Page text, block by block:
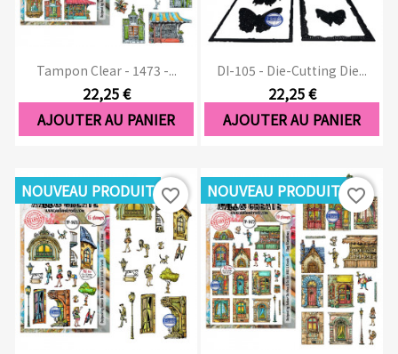
Tampon Clear - 1473 -...
22,25 €
AJOUTER AU PANIER
DI-105 - Die-Cutting Die...
22,25 €
AJOUTER AU PANIER
NOUVEAU PRODUIT favorite_border NOUVEAU PRODUIT favorite_border